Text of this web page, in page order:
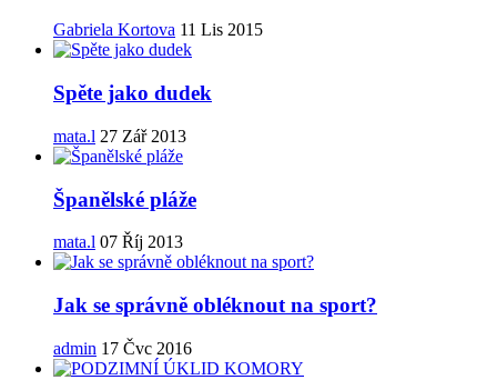
Gabriela Kortova 11 Lis 2015
Spěte jako dudek
mata.l 27 Zář 2013
Španělské pláže
mata.l 07 Říj 2013
Jak se správně obléknout na sport?
admin 17 Čvc 2016